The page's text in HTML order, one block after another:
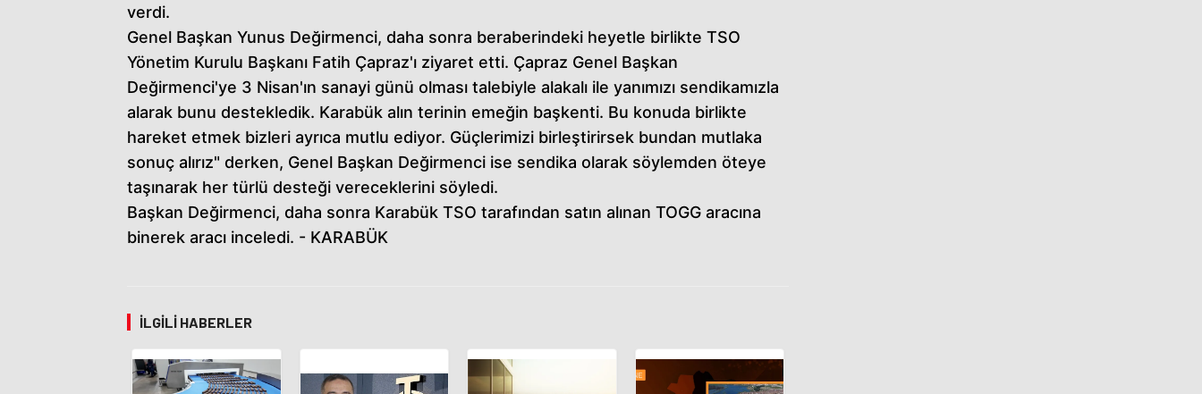
verdi.
Genel Başkan Yunus Değirmenci, daha sonra beraberindeki heyetle birlikte TSO
Yönetim Kurulu Başkanı Fatih Çapraz'ı ziyaret etti. Çapraz Genel Başkan
Değirmenci'ye 3 Nisan'ın sanayi günü olması talebiyle alakalı ile yanımızı sendikamızla
alarak bunu destekledik. Karabük alın terinin emeğin başkenti. Bu konuda birlikte
hareket etmek bizleri ayrıca mutlu ediyor. Güçlerimizi birleştirirsek bundan mutlaka
sonuç alırız" derken, Genel Başkan Değirmenci ise sendika olarak söylemden öteye
taşınarak her türlü desteği vereceklerini söyledi.
Başkan Değirmenci, daha sonra Karabük TSO tarafından satın alınan TOGG aracına
binerek aracı inceledi. - KARABÜK
İLGILI HABERLER